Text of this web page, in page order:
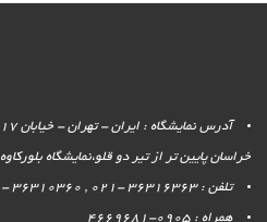
خراسان پایین تر از تیر دو قلو،نمایشگاه بلورکاوه
تلفن : 36316363 -021 , 36310360 -021
همراه : 0905-4669681